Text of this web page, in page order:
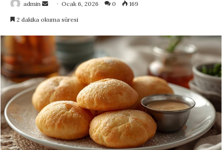
admin
Bir
Ocak 6, 2026 0 169
2 dakika okuma süresi